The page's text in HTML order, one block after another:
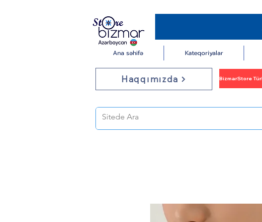
Ana səhifə Kateqoriyalar
Haqqımızda